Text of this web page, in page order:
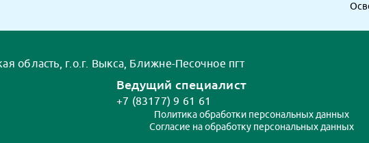
область, г.о.г. Выкса, Ближне-Песочное пгт
Ведущий специалист
+7 (83177) 9 61 61
Политика обработки персональных данных
Согласие на обработку персональных данных